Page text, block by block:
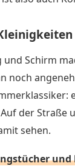
und Schirm
noch
der Straße
sehen.
und